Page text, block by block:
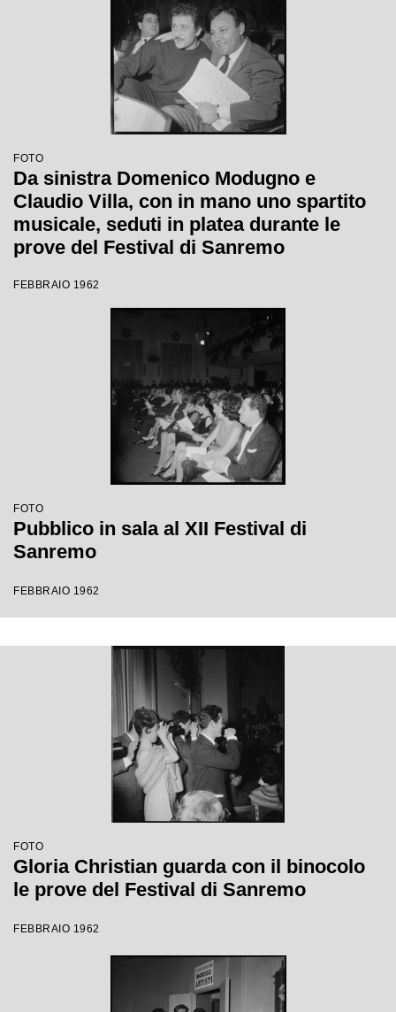
FOTO
Da sinistra Domenico Modugno e
Claudio Villa, con in mano uno spartito
musicale, seduti in platea durante le
prove del Festival di Sanremo
FEBBRAIO 1962
FOTO
Pubblico in sala al XII Festival di
Sanremo
FEBBRAIO 1962
FOTO
Gloria Christian guarda con il binocolo
le prove del Festival di Sanremo
FEBBRAIO 1962